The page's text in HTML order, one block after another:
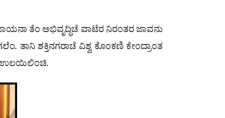
ತೆಂ ಅಭಿವೃದ್ಧಿಚೆ ವಾಟೆರ ನಿರಂತರ ಜಾವನು
ತಾನಿ ಶಕ್ತಿನಗರಾಚೆ ವಿಶ್ವ ಕೊಂಕಣಿ ಕೇಂದ್ರಾಂತ
ಉಲಯಿಲಿಂಚಿ.